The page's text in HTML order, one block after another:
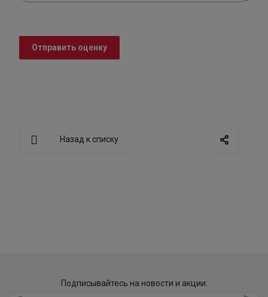
Отправить оценку
Назад к списку
Подписывайтесь на новости и акции: